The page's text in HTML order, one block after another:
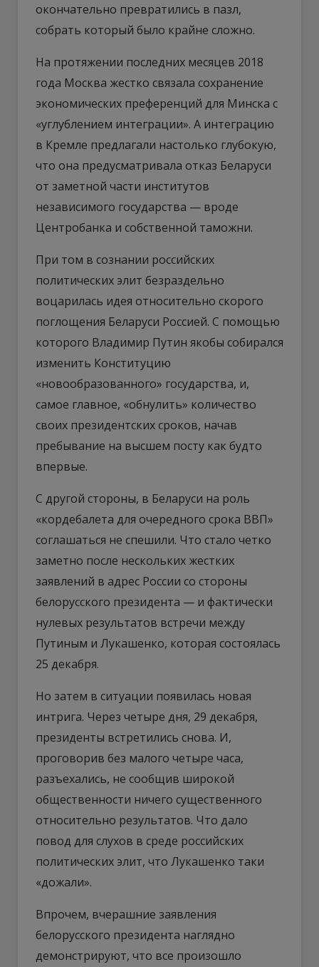
окончательно превратились в пазл,
собрать который было крайне сложно.
На протяжении последних месяцев 2018
года Москва жестко связала сохранение
экономических преференций для Минска с
«углублением интеграции». А интеграцию
в Кремле предлагали настолько глубокую,
что она предусматривала отказ Беларуси
от заметной части институтов
независимого государства — вроде
Центробанка и собственной таможни.
При том в сознании российских
политических элит безраздельно
воцарилась идея относительно скорого
поглощения Беларуси Россией. С помощью
которого Владимир Путин якобы собирался
изменить Конституцию
«новообразованного» государства, и,
самое главное, «обнулить» количество
своих президентских сроков, начав
пребывание на высшем посту как будто
впервые.
С другой стороны, в Беларуси на роль
«кордебалета для очередного срока ВВП»
соглашаться не спешили. Что стало четко
заметно после нескольких жестких
заявлений в адрес России со стороны
белорусского президента — и фактически
нулевых результатов встречи между
Путиным и Лукашенко, которая состоялась
25 декабря.
Но затем в ситуации появилась новая
интрига. Через четыре дня, 29 декабря,
президенты встретились снова. И,
проговорив без малого четыре часа,
разъехались, не сообщив широкой
общественности ничего существенного
относительно результатов. Что дало
повод для слухов в среде российских
политических элит, что Лукашенко таки
«дожали».
Впрочем, вчерашние заявления
белорусского президента наглядно
демонстрируют, что все произошло